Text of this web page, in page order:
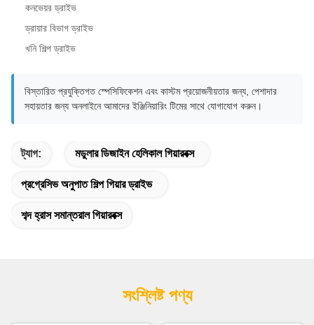
কনভেয়র ড্রাইভ
ড্রায়ার বিভাগ ড্রাইভ
খনি শিল্প ড্রাইভ
বিস্তারিত প্রযুক্তিগত স্পেসিফিকেশন এবং কাস্টম প্রয়োজনীয়তার জন্য, পেশাদার
সহায়তার জন্য অনলাইনে আমাদের ইঞ্জিনিয়ারিং টিমের সাথে যোগাযোগ করুন।
ট্যাগ: মডুলার ডিজাইন হেলিকাল গিয়ারবক্স
প্রগ্রেসিভ অনুপাত শিল্প গিয়ার ড্রাইভ
শব্দ হ্রাস সমান্তরাল গিয়ারবক্স
সংশ্লিষ্ট পণ্য